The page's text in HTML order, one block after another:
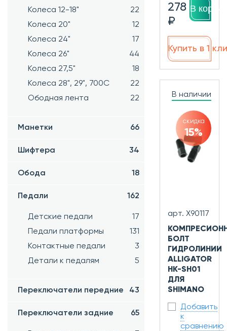
Колеса 12-18"
22
Колеса 20"
12
Колеса 24"
17
Колеса 26"
44
Колеса 27,5"
18
Колеса 28", 29", 700С
22
Ободная лента
22
Манетки 66
Шифтера 34
Обода 18
Педали 162
Детские педали
17
Педали платформы
131
Контактные педали
3
Детали к педалям
5
Переключатели передние 43
Переключатели задние 65
278
₽
В
Купить в 1
В наличии
скидка
15%
арт. Х90117
БОЛТ
ГИДРОЛИНИИ
ALLIGATOR
HK-SH01
ДЛЯ
SHIMANO
Добавить
к
сравнению